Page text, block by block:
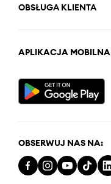
OBSŁUGA KLIENTA
APLIKACJA MOBILNA
OBSERWUJ NAS NA: